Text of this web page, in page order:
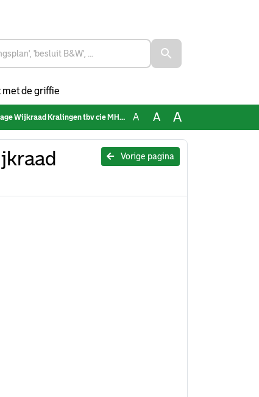
met de griffie
Kralingen tbv cie MHEK 12-10-2022 A A A
Vorige pagina